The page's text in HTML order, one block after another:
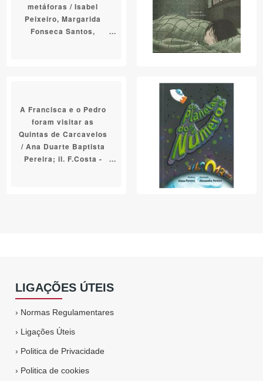
metáforas / Isabel
Peixeiro, Margarida
Fonseca Santos,
A Francisca e o Pedro
foram visitar as
Quintas de Carcavelos
/ Ana Duarte Baptista
Pereira; il. F.Costa -
LIGAÇÕES ÚTEIS
› Normas Regulamentares
› Ligações Úteis
› Politica de Privacidade
› Politica de cookies